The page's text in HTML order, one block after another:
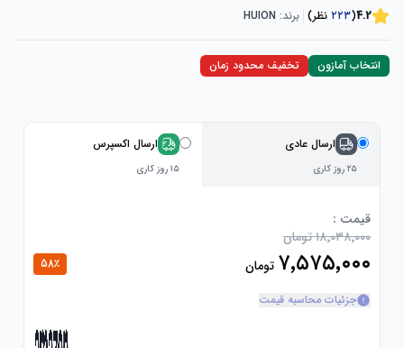
4.2
(۲۲۳ نظر) برند: HUION
انتخاب آمازون تخفیف محدود زمان
ارسال عادی
۲۵ روز کاری
ارسال اکسپرس
۱۵ روز کاری
قیمت :
۱۸٬۰۳۸٬۰۰۰ تومان
۷٬۵۷۵٬۰۰۰ تومان 58٪
جزئیات محاسبه قیمت